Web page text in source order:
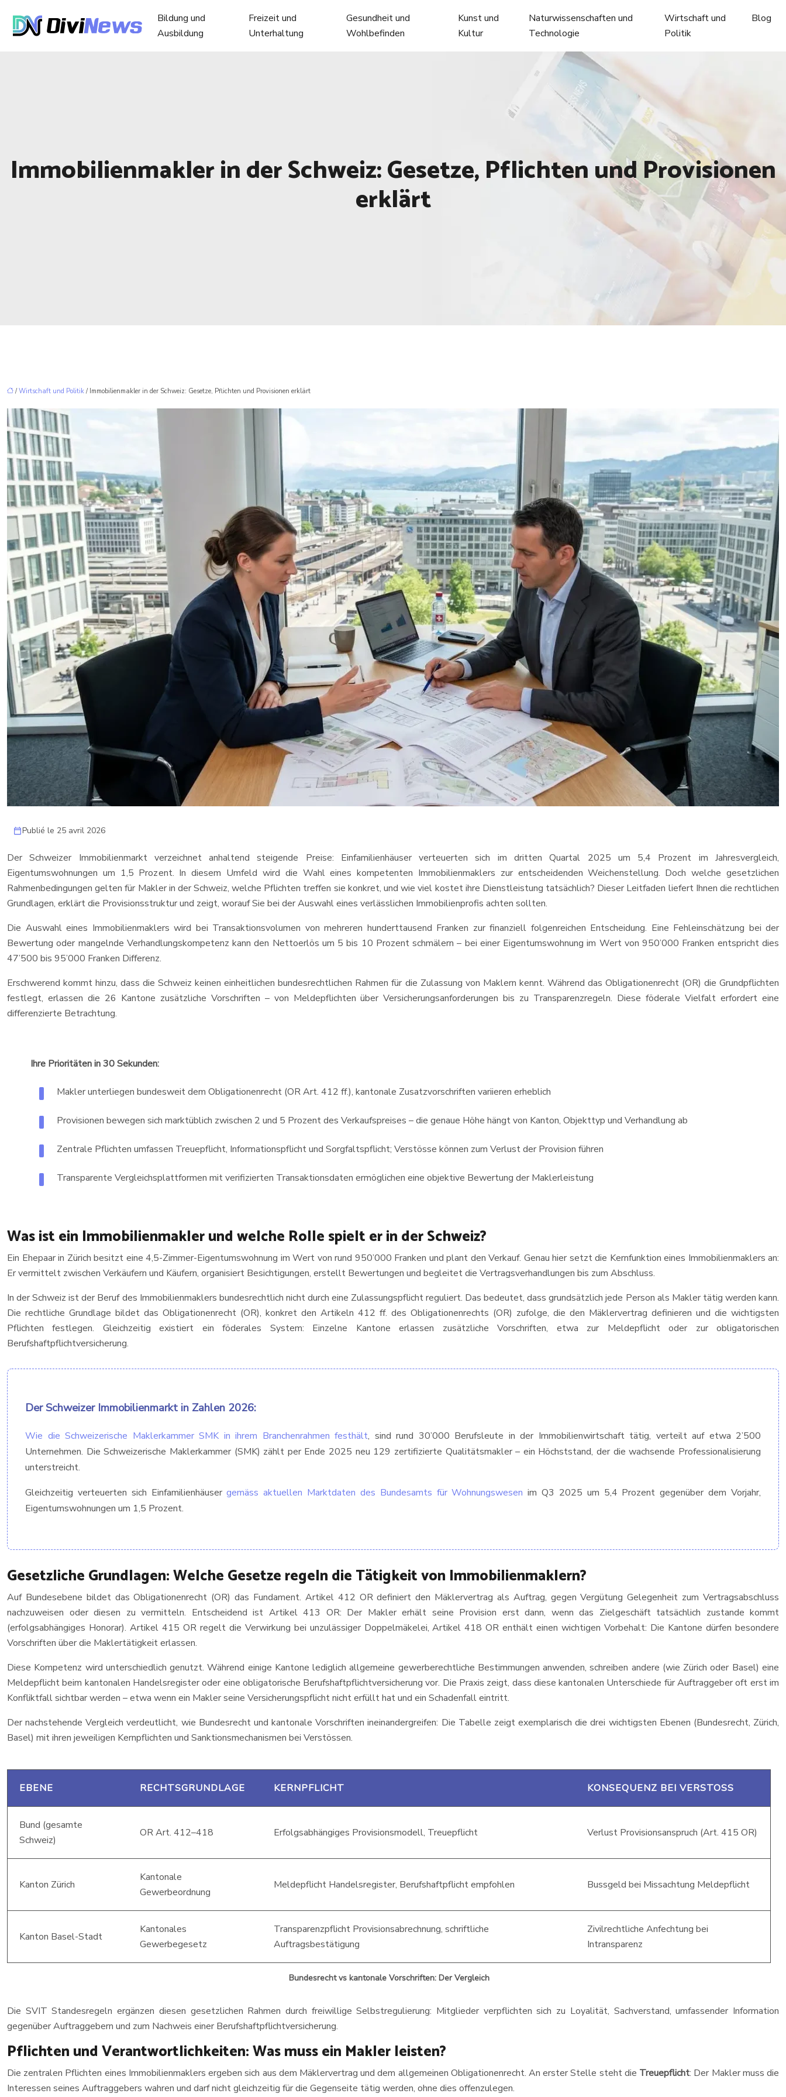
Bildung und
Ausbildung
Freizeit und
Unterhaltung
Gesundheit und
Wohlbefinden
Kunst und
Kultur
Naturwissenschaften und
Technologie
Wirtschaft und
Politik
Blog
Immobilienmakler in der Schweiz: Gesetze, Pflichten und Provisionen
erklärt
/Wirtschaft und Politik / Immobilienmakler in der Schweiz: Gesetze, Pflichten und Provisionen erklärt
Publié le 25 avril 2026
Der Schweizer Immobilienmarkt verzeichnet anhaltend steigende Preise: Einfamilienhäuser verteuerten sich im dritten Quartal 2025 um 5,4 Prozent im Jahresvergleich,
Eigentumswohnungen um 1,5 Prozent. In diesem Umfeld wird die Wahl eines kompetenten Immobilienmaklers zur entscheidenden Weichenstellung. Doch welche gesetzlichen
Rahmenbedingungen gelten für Makler in der Schweiz, welche Pflichten treffen sie konkret, und wie viel kostet ihre Dienstleistung tatsächlich? Dieser Leitfaden liefert Ihnen die rechtlichen
Grundlagen, erklärt die Provisionsstruktur und zeigt, worauf Sie bei der Auswahl eines verlässlichen Immobilienprofis achten sollten.
Die Auswahl eines Immobilienmaklers wird bei Transaktionsvolumen von mehreren hunderttausend Franken zur finanziell folgenreichen Entscheidung. Eine Fehleinschätzung bei der
Bewertung oder mangelnde Verhandlungskompetenz kann den Nettoerlös um 5 bis 10 Prozent schmälern – bei einer Eigentumswohnung im Wert von 950’000 Franken entspricht dies
47’500 bis 95’000 Franken Differenz.
Erschwerend kommt hinzu, dass die Schweiz keinen einheitlichen bundesrechtlichen Rahmen für die Zulassung von Maklern kennt. Während das Obligationenrecht (OR) die Grundpflichten
festlegt, erlassen die 26 Kantone zusätzliche Vorschriften – von Meldepflichten über Versicherungsanforderungen bis zu Transparenzregeln. Diese föderale Vielfalt erfordert eine
differenzierte Betrachtung.
Ihre Prioritäten in 30 Sekunden:
Makler unterliegen bundesweit dem Obligationenrecht (OR Art. 412 ff.), kantonale Zusatzvorschriften variieren erheblich
Provisionen bewegen sich marktüblich zwischen 2 und 5 Prozent des Verkaufspreises – die genaue Höhe hängt von Kanton, Objekttyp und Verhandlung ab
Zentrale Pflichten umfassen Treuepflicht, Informationspflicht und Sorgfaltspflicht; Verstösse können zum Verlust der Provision führen
Transparente Vergleichsplattformen mit verifizierten Transaktionsdaten ermöglichen eine objektive Bewertung der Maklerleistung
Was ist ein Immobilienmakler und welche Rolle spielt er in der Schweiz?
Ein Ehepaar in Zürich besitzt eine 4,5-Zimmer-Eigentumswohnung im Wert von rund 950’000 Franken und plant den Verkauf. Genau hier setzt die Kernfunktion eines Immobilienmaklers an:
Er vermittelt zwischen Verkäufern und Käufern, organisiert Besichtigungen, erstellt Bewertungen und begleitet die Vertragsverhandlungen bis zum Abschluss.
In der Schweiz ist der Beruf des Immobilienmaklers bundesrechtlich nicht durch eine Zulassungspflicht reguliert. Das bedeutet, dass grundsätzlich jede Person als Makler tätig werden kann.
Die rechtliche Grundlage bildet das Obligationenrecht (OR), konkret den Artikeln 412 ff. des Obligationenrechts (OR) zufolge, die den Mäklervertrag definieren und die wichtigsten
Pflichten festlegen. Gleichzeitig existiert ein föderales System: Einzelne Kantone erlassen zusätzliche Vorschriften, etwa zur Meldepflicht oder zur obligatorischen
Berufshaftpflichtversicherung.
Der Schweizer Immobilienmarkt in Zahlen 2026:
Wie die Schweizerische Maklerkammer SMK in ihrem Branchenrahmen festhält, sind rund 30’000 Berufsleute in der Immobilienwirtschaft tätig, verteilt auf etwa 2’500
Unternehmen. Die Schweizerische Maklerkammer (SMK) zählt per Ende 2025 neu 129 zertifizierte Qualitätsmakler – ein Höchststand, der die wachsende Professionalisierung
unterstreicht.
Gleichzeitig verteuerten sich Einfamilienhäusergemäss aktuellen Marktdaten des Bundesamts für Wohnungswesen im Q3 2025 um 5,4 Prozent gegenüber dem Vorjahr,
Eigentumswohnungen um 1,5 Prozent.
Gesetzliche Grundlagen: Welche Gesetze regeln die Tätigkeit von Immobilienmaklern?
Auf Bundesebene bildet das Obligationenrecht (OR) das Fundament. Artikel 412 OR definiert den Mäklervertrag als Auftrag, gegen Vergütung Gelegenheit zum Vertragsabschluss
nachzuweisen oder diesen zu vermitteln. Entscheidend ist Artikel 413 OR: Der Makler erhält seine Provision erst dann, wenn das Zielgeschäft tatsächlich zustande kommt
(erfolgsabhängiges Honorar). Artikel 415 OR regelt die Verwirkung bei unzulässiger Doppelmäkelei, Artikel 418 OR enthält einen wichtigen Vorbehalt: Die Kantone dürfen besondere
Vorschriften über die Maklertätigkeit erlassen.
Diese Kompetenz wird unterschiedlich genutzt. Während einige Kantone lediglich allgemeine gewerberechtliche Bestimmungen anwenden, schreiben andere (wie Zürich oder Basel) eine
Meldepflicht beim kantonalen Handelsregister oder eine obligatorische Berufshaftpflichtversicherung vor. Die Praxis zeigt, dass diese kantonalen Unterschiede für Auftraggeber oft erst im
Konfliktfall sichtbar werden – etwa wenn ein Makler seine Versicherungspflicht nicht erfüllt hat und ein Schadenfall eintritt.
Der nachstehende Vergleich verdeutlicht, wie Bundesrecht und kantonale Vorschriften ineinandergreifen: Die Tabelle zeigt exemplarisch die drei wichtigsten Ebenen (Bundesrecht, Zürich,
Basel) mit ihren jeweiligen Kernpflichten und Sanktionsmechanismen bei Verstössen.
Bundesrecht vs kantonale Vorschriften: Der Vergleich
EBENE RECHTSGRUNDLAGE KERNPFLICHT KONSEQUENZ BEI VERSTOSS
Bund (gesamte
Schweiz)
OR Art. 412–418 Erfolgsabhängiges Provisionsmodell, Treuepflicht Verlust Provisionsanspruch (Art. 415 OR)
Kanton Zürich
Kantonale
Gewerbeordnung
Meldepflicht Handelsregister, Berufshaftpflicht empfohlen Bussgeld bei Missachtung Meldepflicht
Kanton Basel-Stadt
Kantonales
Gewerbegesetz
Transparenzpflicht Provisionsabrechnung, schriftliche
Auftragsbestätigung
Zivilrechtliche Anfechtung bei
Intransparenz
Die SVIT Standesregeln ergänzen diesen gesetzlichen Rahmen durch freiwillige Selbstregulierung: Mitglieder verpflichten sich zu Loyalität, Sachverstand, umfassender Information
gegenüber Auftraggebern und zum Nachweis einer Berufshaftpflichtversicherung.
Pflichten und Verantwortlichkeiten: Was muss ein Makler leisten?
Die zentralen Pflichten eines Immobilienmaklers ergeben sich aus dem Mäklervertrag und dem allgemeinen Obligationenrecht. An erster Stelle steht die Treuepflicht: Der Makler muss die
Interessen seines Auftraggebers wahren und darf nicht gleichzeitig für die Gegenseite tätig werden, ohne dies offenzulegen.